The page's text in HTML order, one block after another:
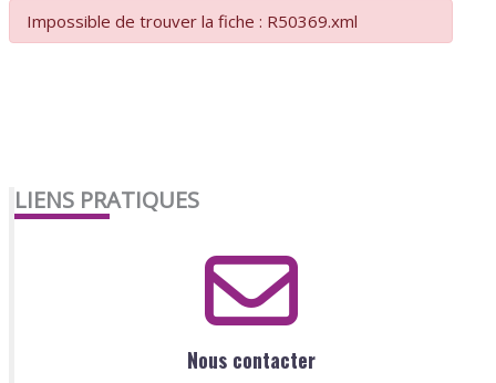
Impossible de trouver la fiche : R50369.xml
LIENS PRATIQUES
Nous contacter